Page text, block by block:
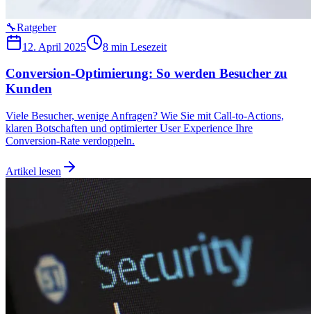
🔧Ratgeber
12. April 2025
8 min Lesezeit
Conversion-Optimierung: So werden Besucher zu
Kunden
Viele Besucher, wenige Anfragen? Wie Sie mit Call-to-Actions,
klaren Botschaften und optimierter User Experience Ihre
Conversion-Rate verdoppeln.
Artikel lesen